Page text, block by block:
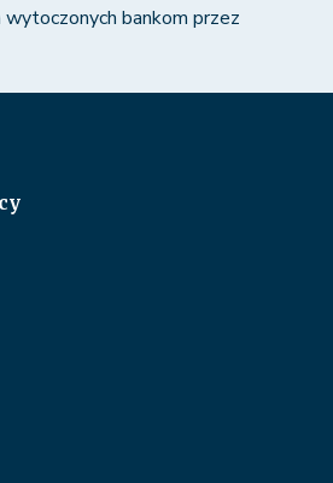
bankom przez